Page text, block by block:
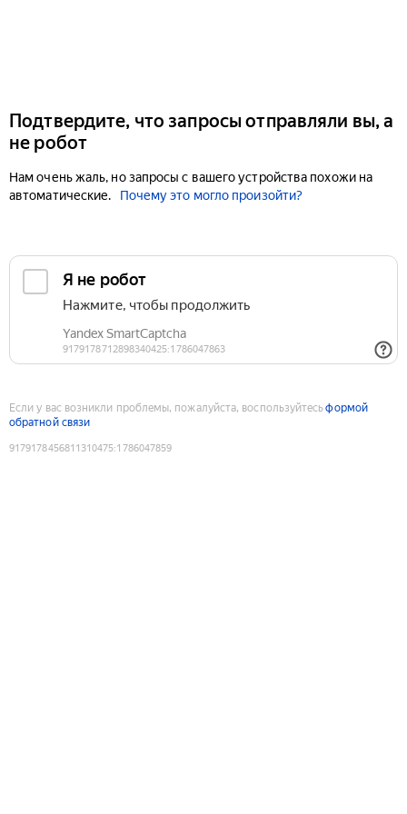
Подтвердите, что запросы отправляли вы, а
не робот
Нам очень жаль, но запросы с вашего устройства похожи на
автоматические.
Почему это могло произойти?
Если у вас возникли проблемы, пожалуйста, воспользуйтесьформой
обратной связи
9179178456811310475:1786047859